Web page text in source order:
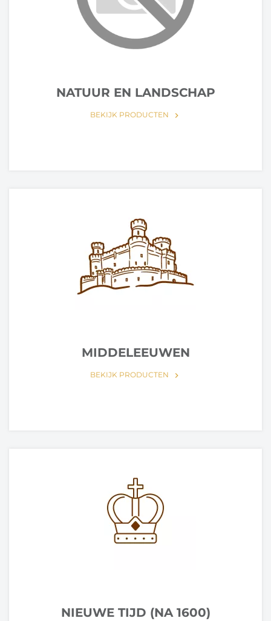
NATUUR EN LANDSCHAP
BEKIJK PRODUCTEN keyboard_arrow_right
MIDDELEEUWEN
BEKIJK PRODUCTEN keyboard_arrow_right
NIEUWE TIJD (NA 1600)